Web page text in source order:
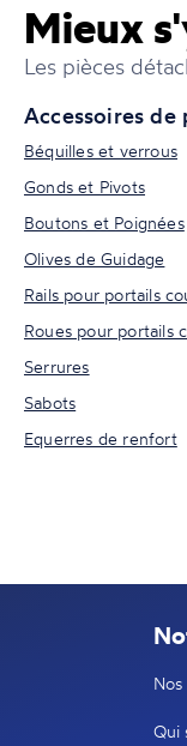
Mieux
Les pièces
Accessoires de
Béquilles et verrous
Gonds et Pivots
Boutons et Poignées
Olives de Guidage
Rails pour portails
Roues pour portails
Serrures
Sabots
Equerres de renfort
Qui